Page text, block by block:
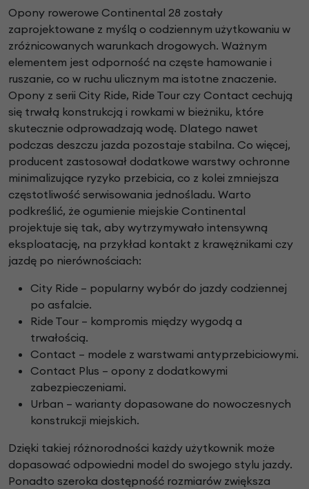
Opony rowerowe Continental 28 zostały
zaprojektowane z myślą o codziennym użytkowaniu w
zróżnicowanych warunkach drogowych. Ważnym
elementem jest odporność na częste hamowanie i
ruszanie, co w ruchu ulicznym ma istotne znaczenie.
Opony z serii City Ride, Ride Tour czy Contact cechują
się trwałą konstrukcją i rowkami w bieżniku, które
skutecznie odprowadzają wodę. Dlatego nawet
podczas deszczu jazda pozostaje stabilna. Co więcej,
producent zastosował dodatkowe warstwy ochronne
minimalizujące ryzyko przebicia, co z kolei zmniejsza
częstotliwość serwisowania jednośladu. Warto
podkreślić, że ogumienie miejskie Continental
projektuje się tak, aby wytrzymywało intensywną
eksploatację, na przykład kontakt z krawężnikami czy
jazdę po nierównościach:
City Ride – popularny wybór do jazdy codziennej
po asfalcie.
Ride Tour – kompromis między wygodą a
trwałością.
Contact – modele z warstwami antyprzebiciowymi.
Contact Plus – opony z dodatkowymi
zabezpieczeniami.
Urban – warianty dopasowane do nowoczesnych
konstrukcji miejskich.
Dzięki takiej różnorodności każdy użytkownik może
dopasować odpowiedni model do swojego stylu jazdy.
Ponadto szeroka dostępność rozmiarów zwiększa